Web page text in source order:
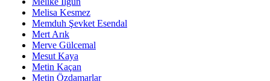
Melisa Kesmez
Memduh Şevket Esendal
Mert Arık
Merve Gülcemal
Mesut Kaya
Metin Kaçan
Metin Özdamarlar